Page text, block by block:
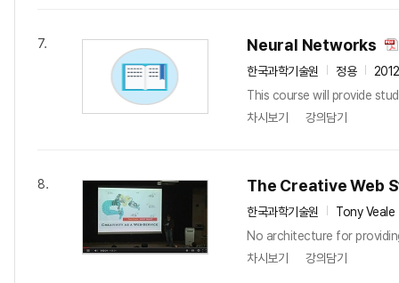
7. Neural Networks
한국과학기술원 정용
This course will provide
차시보기
강의담기
8. The Creative Web
한국과학기술원
Tony Veale
No architecture for
차시보기
강의담기